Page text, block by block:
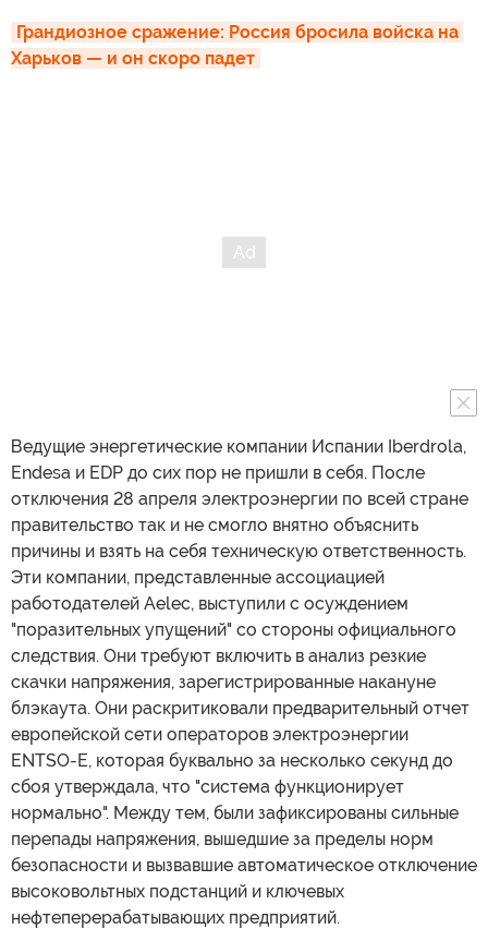
Грандиозное сражение: Россия бросила войска на
Харьков — и он скоро падет
Ведущие энергетические компании Испании Iberdrola,
Endesa и EDP до сих пор не пришли в себя. После
отключения 28 апреля электроэнергии по всей стране
правительство так и не смогло внятно объяснить
причины и взять на себя техническую ответственность.
Эти компании, представленные ассоциацией
работодателей Aelec, выступили с осуждением
"поразительных упущений" со стороны официального
следствия. Они требуют включить в анализ резкие
скачки напряжения, зарегистрированные накануне
блэкаута. Они раскритиковали предварительный отчет
европейской сети операторов электроэнергии
ENTSO-E, которая буквально за несколько секунд до
сбоя утверждала, что "система функционирует
нормально". Между тем, были зафиксированы сильные
перепады напряжения, вышедшие за пределы норм
безопасности и вызвавшие автоматическое отключение
высоковольтных подстанций и ключевых
нефтеперерабатывающих предприятий.